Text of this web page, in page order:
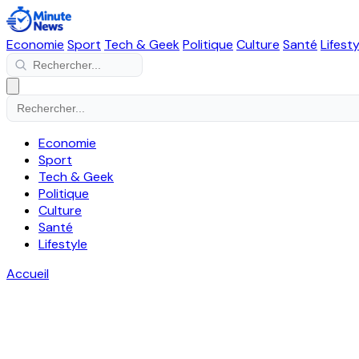
Economie Sport Tech & GeekPolitique Culture Santé
Economie
Sport
Tech & Geek
Politique
Culture
Santé
Lifestyle
Accueil